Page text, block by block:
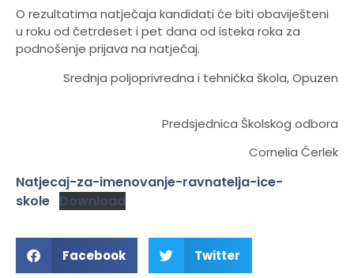
O rezultatima natječaja kandidati će biti obaviješteni
u roku od četrdeset i pet dana od isteka roka za
podnošenje prijava na natječaj.
Srednja poljoprivredna i tehnička škola, Opuzen
Predsjednica Školskog odbora
Cornelia Ćerlek
Natjecaj-za-imenovanje-ravnatelja-ice-
skole Download
Facebook Twitter